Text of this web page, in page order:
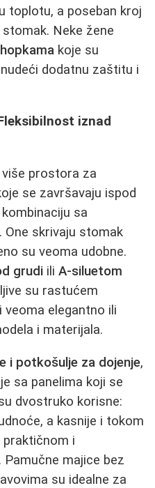
toplotu, a poseban kroj
Neke žene
koje su
dodatnu zaštitu i
iznad
više prostora za
se završavaju ispod
sa
One skrivaju stomak
su veoma udobne.
grudi ili A-siluetom
su rastućem
elegantno ili
i materijala.
i potkošulje za dojenje,
sa panelima koji se
dvostruko korisne:
a kasnije i tokom
praktičnom i
majice bez
su idealne za